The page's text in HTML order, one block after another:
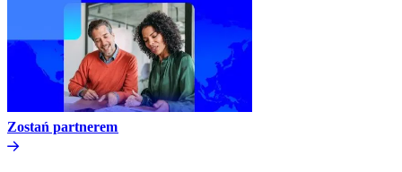
Zostań partnerem​​